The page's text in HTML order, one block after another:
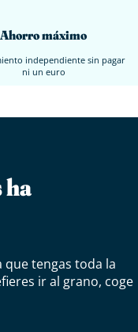
Ahorro máximo
independiente sin pagar
ni un euro
ha
que tengas toda la
ir al grano, coge